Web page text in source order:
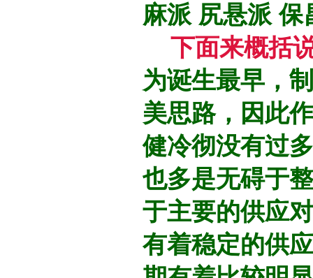
麻派 尻悬派
下面来概括
为诞生最早，
美思路，因此
健冷彻没有过
也多是无碍于
于主要的供应
有着稳定的供